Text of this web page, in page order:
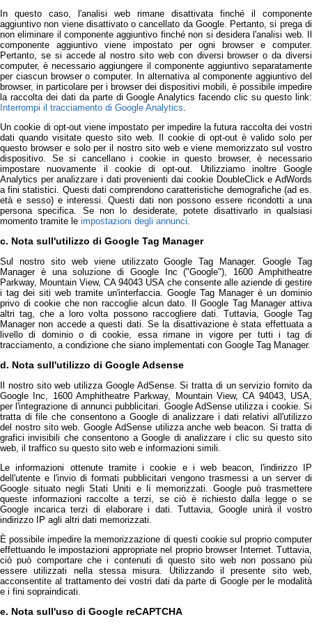
In questo caso, l'analisi web rimane disattivata finché il componente
aggiuntivo non viene disattivato o cancellato da Google. Pertanto, si prega di
non eliminare il componente aggiuntivo finché non si desidera l'analisi web. Il
componente aggiuntivo viene impostato per ogni browser e computer.
Pertanto, se si accede al nostro sito web con diversi browser o da diversi
computer, è necessario aggiungere il componente aggiuntivo separatamente
per ciascun browser o computer. In alternativa al componente aggiuntivo del
browser, in particolare per i browser dei dispositivi mobili, è possibile impedire
la raccolta dei dati da parte di Google Analytics facendo clic su questo link:
Interrompi il tracciamento di Google Analytics
Un cookie di opt-out viene impostato per impedire la futura raccolta dei vostri
dati quando visitate questo sito web. Il cookie di opt-out è valido solo per
questo browser e solo per il nostro sito web e viene memorizzato sul vostro
dispositivo. Se si cancellano i cookie in questo browser, è necessario
impostare nuovamente il cookie di opt-out. Utilizziamo inoltre Google
Analytics per analizzare i dati provenienti dai cookie DoubleClick e AdWords
a fini statistici. Questi dati comprendono caratteristiche demografiche (ad es.
età e sesso) e interessi. Questi dati non possono essere ricondotti a una
persona specifica. Se non lo desiderate, potete disattivarlo in qualsiasi
momento tramite le impostazioni degli annunci
c. Nota sull'utilizzo di Google Tag Manager
Sul nostro sito web viene utilizzato Google Tag Manager. Google Tag
Manager è una soluzione di Google Inc ("Google"), 1600 Amphitheatre
Parkway, Mountain View, CA 94043 USA che consente alle aziende di gestire
i tag dei siti web tramite un'interfaccia. Google Tag Manager è un dominio
privo di cookie che non raccoglie alcun dato. Il Google Tag Manager attiva
altri tag, che a loro volta possono raccogliere dati. Tuttavia, Google Tag
Manager non accede a questi dati. Se la disattivazione è stata effettuata a
livello di dominio o di cookie, essa rimane in vigore per tutti i tag di
tracciamento, a condizione che siano implementati con Google Tag Manager.
d. Nota sull'utilizzo di Google Adsense
Il nostro sito web utilizza Google AdSense. Si tratta di un servizio fornito da
Google Inc, 1600 Amphitheatre Parkway, Mountain View, CA 94043, USA,
per l'integrazione di annunci pubblicitari. Google AdSense utilizza i cookie. Si
tratta di file che consentono a Google di analizzare i dati relativi all'utilizzo
del nostro sito web. Google AdSense utilizza anche web beacon. Si tratta di
grafici invisibili che consentono a Google di analizzare i clic su questo sito
web, il traffico su questo sito web e informazioni simili.
Le informazioni ottenute tramite i cookie e i web beacon, l'indirizzo IP
dell'utente e l'invio di formati pubblicitari vengono trasmessi a un server di
Google situato negli Stati Uniti e lì memorizzati. Google può trasmettere
queste informazioni raccolte a terzi, se ciò è richiesto dalla legge o se
Google incarica terzi di elaborare i dati. Tuttavia, Google unirà il vostro
indirizzo IP agli altri dati memorizzati.
È possibile impedire la memorizzazione di questi cookie sul proprio computer
effettuando le impostazioni appropriate nel proprio browser Internet. Tuttavia,
ciò può comportare che i contenuti di questo sito web non possano più
essere utilizzati nella stessa misura. Utilizzando il presente sito web,
acconsentite al trattamento dei vostri dati da parte di Google per le modalità
e i fini sopraindicati.
e. Nota sull'uso di Google reCAPTCHA